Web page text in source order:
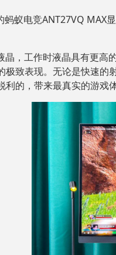
蚁电竞ANT27VQ MAX
，工作时液晶具有更
致表现。无论是快速
的，带来最真实的游戏体